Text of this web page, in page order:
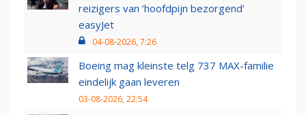
reizigers van ‘hoofdpijn bezorgend’
easyJet
04-08-2026, 7:26
Boeing mag kleinste telg 737 MAX-familie
eindelijk gaan leveren
03-08-2026, 22:54